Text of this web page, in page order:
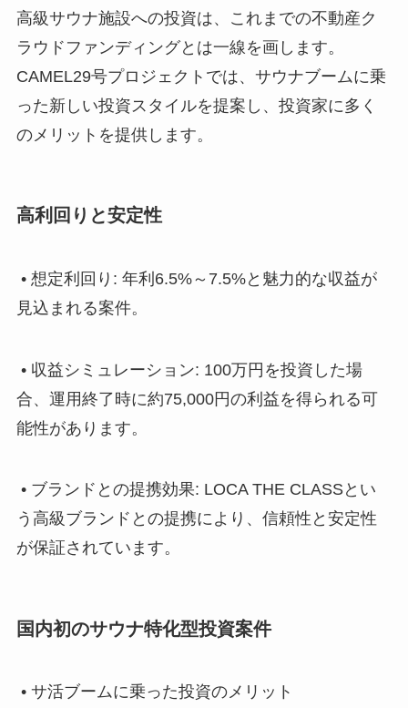
高級サウナ施設への投資は、これまでの不動産ク
ラウドファンディングとは一線を画します。
CAMEL29号プロジェクトでは、サウナブームに乗
った新しい投資スタイルを提案し、投資家に多く
のメリットを提供します。
高利回りと安定性
• 想定利回り: 年利6.5%～7.5%と魅力的な収益が
見込まれる案件。
• 収益シミュレーション: 100万円を投資した場
合、運用終了時に約75,000円の利益を得られる可
能性があります。
• ブランドとの提携効果: LOCA THE CLASSとい
う高級ブランドとの提携により、信頼性と安定性
が保証されています。
国内初のサウナ特化型投資案件
• サ活ブームに乗った投資のメリット